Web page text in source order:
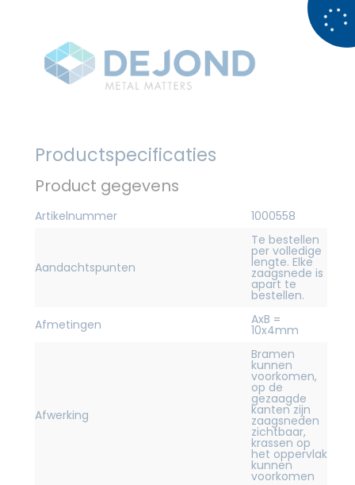
Productspecificaties
Product gegevens
Artikelnummer 1000558
Aandachtspunten
Te bestellen
per volledige
lengte. Elke
zaagsnede is
apart te
bestellen.
Afmetingen
AxB =
10x4mm
Afwerking
Bramen
kunnen
voorkomen,
op de
gezaagde
kanten zijn
zaagsneden
zichtbaar,
krassen op
het oppervlak
kunnen
voorkomen